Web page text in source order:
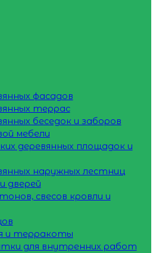
фасадов
террас
беседок и заборов
мебели
деревянных площадок и
наружных лестниц
дверей
свесов кровли и
и терракоты
для внутренних работ